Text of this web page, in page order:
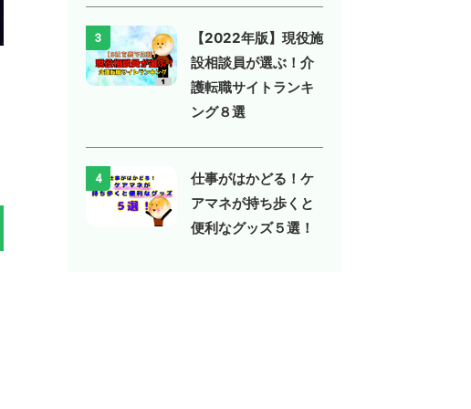
3
【2022年版】現役施
設相談員が選ぶ！介
護転職サイトランキ
ング８選
4
仕事がはかどる！ケ
アマネが持ち歩くと
便利なグッズ５選！